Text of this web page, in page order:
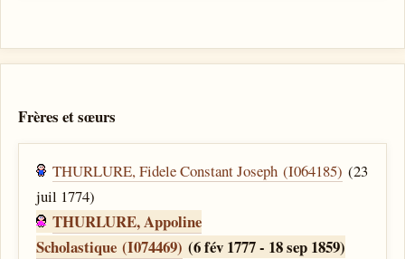
Frères et sœurs
THURLURE, Fidele Constant Joseph (I064185) (23
juil 1774)
THURLURE, Appoline
Scholastique (I074469) (6 fév 1777 - 18 sep 1859)